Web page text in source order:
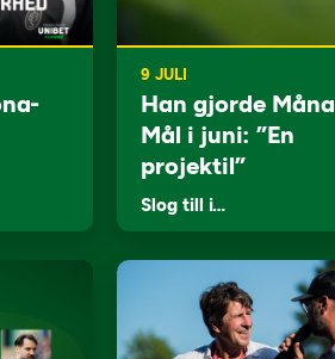
9 JULI
Han gjorde
Mål i juni: ”En
projektil”
Slog till i…